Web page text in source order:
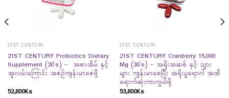
21ST CENTURY
21ST CENTURY Probiotics Dietary
Supplement (30`s) – အစာအိမ် နှင့်
အူလမ်းကြောင်း အစဉ်ကျန်းမာစေဖို့
52,800Ks
21ST CENTURY
21ST CENTURY Cranberry 15,000
Mg (30`s) – အရိုးအဆစ် နှင့် သွား
များ ကျန်းမာစေပြီး အရိုးပွရောဂါ အထိ
ရောက်ဆုံးကာကွယ်ဖို့
53,800Ks